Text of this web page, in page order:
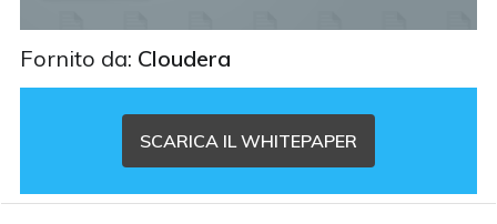
Fornito da: Cloudera
SCARICA IL WHITEPAPER